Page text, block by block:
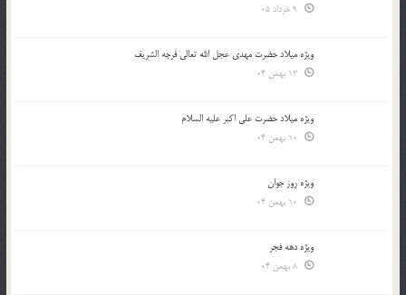
ویژه میلاد حضرت مهدی عجل الله تعالی فرجه الشريف
ویژه میلاد حضرت علی اکبر علیه السلام
ویژه روز جوان
ویژه دهه فجر